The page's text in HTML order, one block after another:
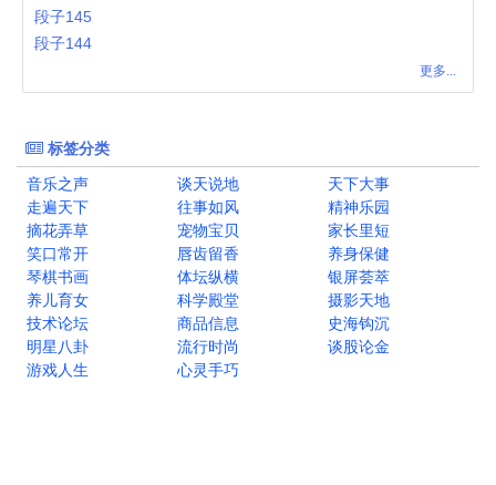
段子145
段子144
更多...
标签分类
音乐之声
谈天说地
天下大事
走遍天下
往事如风
精神乐园
摘花弄草
宠物宝贝
家长里短
笑口常开
唇齿留香
养身保健
琴棋书画
体坛纵横
银屏荟萃
养儿育女
科学殿堂
摄影天地
技术论坛
商品信息
史海钩沉
明星八卦
流行时尚
谈股论金
游戏人生
心灵手巧